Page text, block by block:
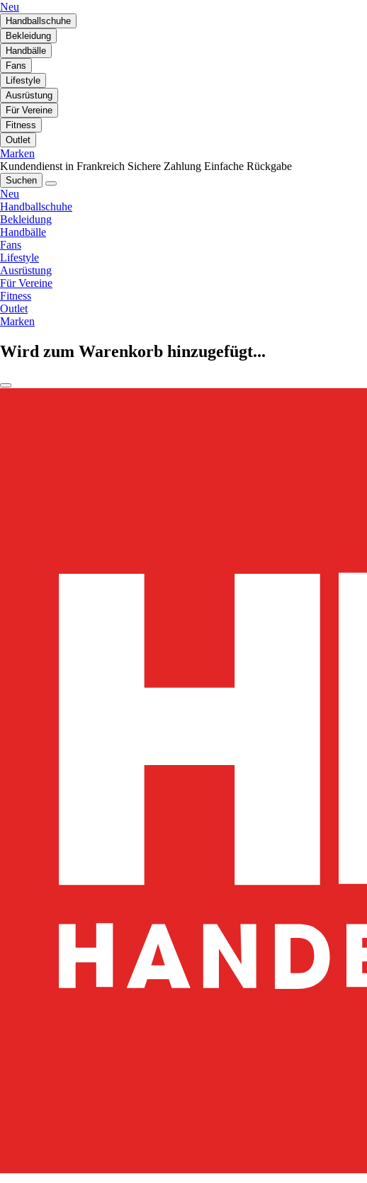
Neu
Handballschuhe
Bekleidung
Handbälle
Fans
Lifestyle
Ausrüstung
Für Vereine
Fitness
Outlet
Marken
Kundendienst in Frankreich Sichere Zahlung Einfache Rückgabe
Suchen
Neu
Handballschuhe
Bekleidung
Handbälle
Fans
Lifestyle
Ausrüstung
Für Vereine
Fitness
Outlet
Marken
Wird zum Warenkorb hinzugefügt...